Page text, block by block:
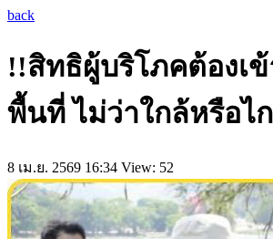
back
!!สิทธิผู้บริโภคต้องเ
พื้นที่ ไม่ว่าใกล้หรือไ
8 เม.ย. 2569 16:34 View: 52